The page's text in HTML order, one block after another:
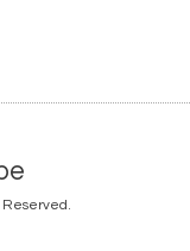
Reserved.